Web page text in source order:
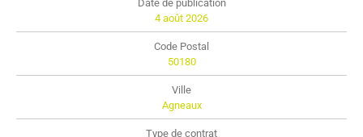
4 août 2026
50180
Agneaux